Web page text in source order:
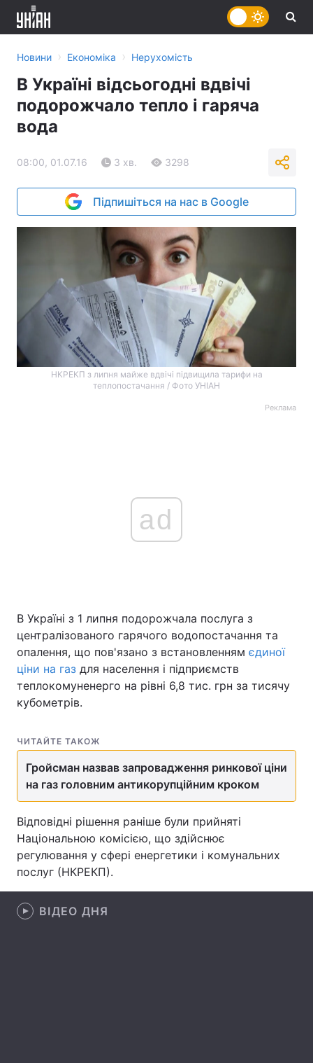
Головна Війна
Економіка Світ
Спорт Наука
Зброя Інциденти
Здоров'я
Цікавинки
Новини › Економіка › Нерухомість
В Україні відсьогодні вдвічі
подорожчало тепло і гаряча
вода
08:00, 01.07.16 3 хв. 3298
Підпишіться на нас в Google
НКРЕКП з липня майже вдвічі підвищила тарифи на
теплопостачання / Фото УНІАН
Реклама
ad
В Україні з 1 липня подорожчала послуга з
централізованого гарячого водопостачання та
опалення, що пов'язано з встановленням єдиної
ціни на газ для населення і підприємств
теплокомуненерго на рівні 6,8 тис. грн за тисячу
кубометрів.
ЧИТАЙТЕ ТАКОЖ
Гройсман назвав запровадження ринкової ціни
на газ головним антикорупційним кроком
Відповідні рішення раніше були прийняті
Національною комісією, що здійснює
регулювання у сфері енергетики і комунальних
послуг (НКРЕКП).
ВІДЕО ДНЯ